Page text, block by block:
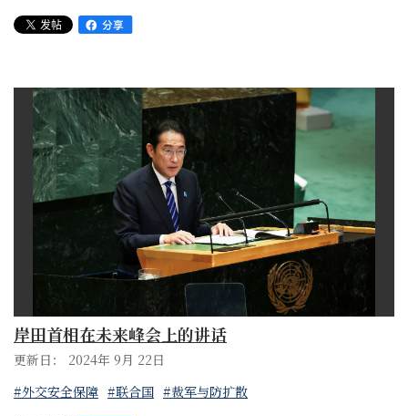
岸田首相在未来峰会上的讲话
更新日： 2024年 9月 22日
#外交安全保障 #联合国 #裁军与防扩散